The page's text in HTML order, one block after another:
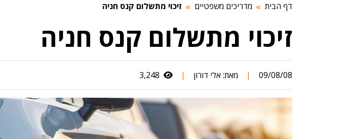
דף הבית מדריכים משפטיים זיכוי מתשלום קנס חניה
זיכוי מתשלום קנס חניה
09/08/08
| מאת: אלי דורון |